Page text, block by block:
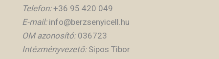
Telefon:+36 95 420 049
E-mail:info@berzsenyicell.hu
OM azonosító:036723
Intézményvezető:Sipos Tibor